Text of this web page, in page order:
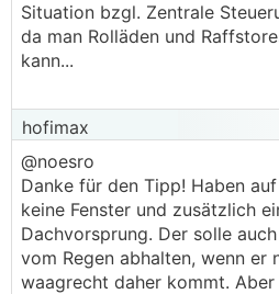
Situation bzgl. Zentrale
da man Rolläden und
kann...
hofimax
@noesro
Danke für den Tipp! Haben
keine Fenster und zusätzlich
Dachvorsprung. Der solle
vom Regen abhalten, wenn er
waagrecht daher kommt.